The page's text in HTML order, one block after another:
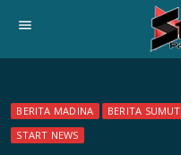
menu
BERITA MADINA BERITA SUMUT
START NEWS